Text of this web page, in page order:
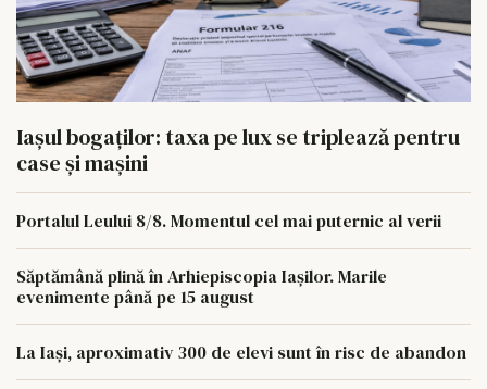
Iașul bogaților: taxa pe lux se triplează pentru
case și mașini
Portalul Leului 8/8. Momentul cel mai puternic al verii
Săptămână plină în Arhiepiscopia Iașilor. Marile
evenimente până pe 15 august
La Iași, aproximativ 300 de elevi sunt în risc de abandon